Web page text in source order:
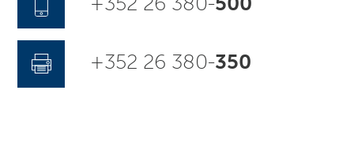
+352 26 380-350